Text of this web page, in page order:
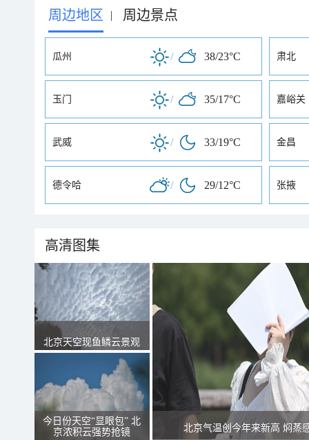
周边地区 | 周边景点
瓜州 / 38/23°C 肃北
玉门 / 35/17°C 嘉峪关
武威 / 33/19°C 金昌
德令哈 / 29/12°C 张掖
高清图集
北京天空现鱼鳞云景观
今日份天空“显眼包” 北
京浓积云强势抢镜
北京气温创今年来新高 焖蒸